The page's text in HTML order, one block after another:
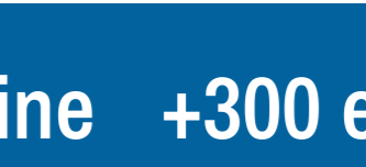
+300